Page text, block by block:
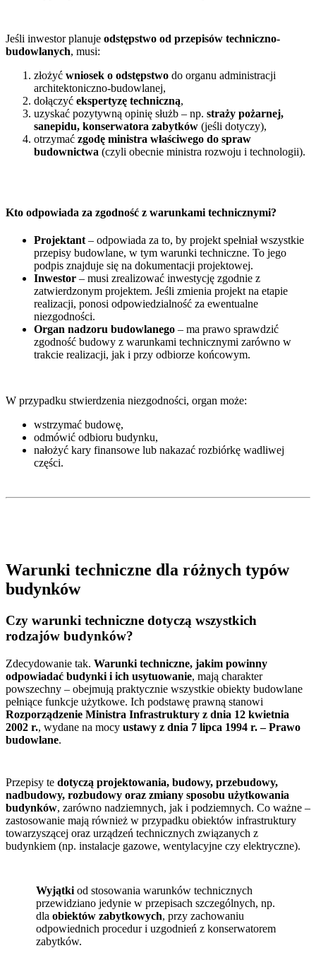
Jeśli inwestor planuje odstępstwo od przepisów techniczno-
budowlanych, musi:
złożyć wniosek o odstępstwo do organu administracji
architektoniczno-budowlanej,
dołączyć ekspertyzę techniczną,
uzyskać pozytywną opinię służb – np. straży pożarnej,
sanepidu, konserwatora zabytków (jeśli dotyczy),
otrzymać zgodę ministra właściwego do spraw
budownictwa (czyli obecnie ministra rozwoju i technologii).
Kto odpowiada za zgodność z warunkami technicznymi?
Projektant – odpowiada za to, by projekt spełniał wszystkie
przepisy budowlane, w tym warunki techniczne. To jego
podpis znajduje się na dokumentacji projektowej.
Inwestor – musi zrealizować inwestycję zgodnie z
zatwierdzonym projektem. Jeśli zmienia projekt na etapie
realizacji, ponosi odpowiedzialność za ewentualne
niezgodności.
Organ nadzoru budowlanego – ma prawo sprawdzić
zgodność budowy z warunkami technicznymi zarówno w
trakcie realizacji, jak i przy odbiorze końcowym.
W przypadku stwierdzenia niezgodności, organ może:
wstrzymać budowę,
odmówić odbioru budynku,
nałożyć kary finansowe lub nakazać rozbiórkę wadliwej
części.
Warunki techniczne dla różnych typów
budynków
Czy warunki techniczne dotyczą wszystkich
rodzajów budynków?
Zdecydowanie tak. Warunki techniczne, jakim powinny
odpowiadać budynki i ich usytuowanie, mają charakter
powszechny – obejmują praktycznie wszystkie obiekty budowlane
pełniące funkcje użytkowe. Ich podstawę prawną stanowi
Rozporządzenie Ministra Infrastruktury z dnia 12 kwietnia
2002 r., wydane na mocy ustawy z dnia 7 lipca 1994 r. – Prawo
budowlane.
Przepisy te dotyczą projektowania, budowy, przebudowy,
nadbudowy, rozbudowy oraz zmiany sposobu użytkowania
budynków, zarówno nadziemnych, jak i podziemnych. Co ważne –
zastosowanie mają również w przypadku obiektów infrastruktury
towarzyszącej oraz urządzeń technicznych związanych z
budynkiem (np. instalacje gazowe, wentylacyjne czy elektryczne).
Wyjątki od stosowania warunków technicznych
przewidziano jedynie w przepisach szczególnych, np.
dla obiektów zabytkowych, przy zachowaniu
odpowiednich procedur i uzgodnień z konserwatorem
zabytków.